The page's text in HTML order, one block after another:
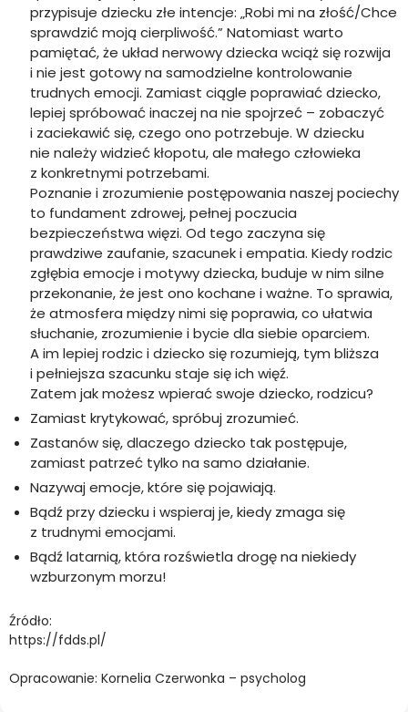
przypisuje dziecku złe intencje: „Robi mi na złość/Chce
sprawdzić moją cierpliwość.” Natomiast warto
pamiętać, że układ nerwowy dziecka wciąż się rozwija
i nie jest gotowy na samodzielne kontrolowanie
trudnych emocji. Zamiast ciągle poprawiać dziecko,
lepiej spróbować inaczej na nie spojrzeć – zobaczyć
i zaciekawić się, czego ono potrzebuje. W dziecku
nie należy widzieć kłopotu, ale małego człowieka
z konkretnymi potrzebami.
Poznanie i zrozumienie postępowania naszej pociechy
to fundament zdrowej, pełnej poczucia
bezpieczeństwa więzi. Od tego zaczyna się
prawdziwe zaufanie, szacunek i empatia. Kiedy rodzic
zgłębia emocje i motywy dziecka, buduje w nim silne
przekonanie, że jest ono kochane i ważne. To sprawia,
że atmosfera między nimi się poprawia, co ułatwia
słuchanie, zrozumienie i bycie dla siebie oparciem.
A im lepiej rodzic i dziecko się rozumieją, tym bliższa
i pełniejsza szacunku staje się ich więź.
Zatem jak możesz wpierać swoje dziecko, rodzicu?
Zamiast krytykować, spróbuj zrozumieć.
Zastanów się, dlaczego dziecko tak postępuje,
zamiast patrzeć tylko na samo działanie.
Nazywaj emocje, które się pojawiają.
Bądź przy dziecku i wspieraj je, kiedy zmaga się
z trudnymi emocjami.
Bądź latarnią, która rozświetla drogę na niekiedy
wzburzonym morzu!
Źródło:
https://fdds.pl/
Opracowanie: Kornelia Czerwonka – psycholog